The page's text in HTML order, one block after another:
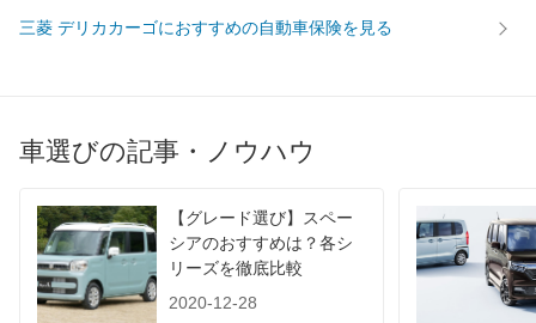
WLTC/高速道路 - -
60km定地 13.6km/L
三菱 デリカカーゴにおすすめの自動車保険を見る
車選びの記事・ノウハウ
【グレード選び】スペー
シアのおすすめは？各シ
リーズを徹底比較
2020-12-28